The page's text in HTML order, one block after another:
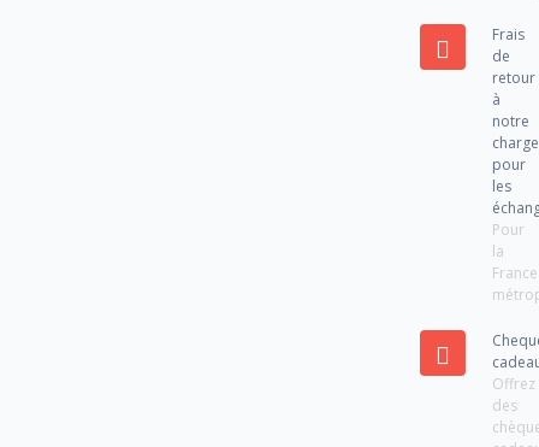
Frais
de
retour
à
notre
charge
pour
les
Pour
la
France
Offrez
des